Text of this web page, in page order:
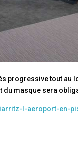
progressive tout
du masque sera
l-aeroport-en-